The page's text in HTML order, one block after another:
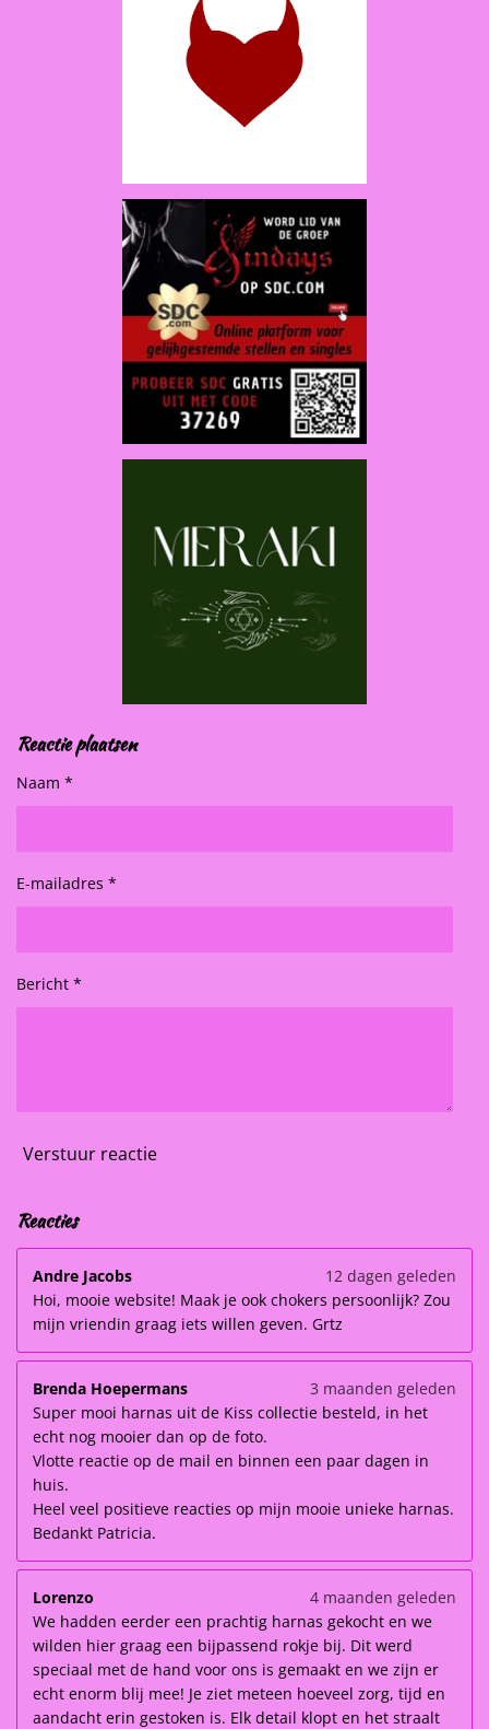
Reactie plaatsen
Naam *
E-mailadres *
Bericht *
Verstuur reactie
Reacties
Andre Jacobs
12 dagen geleden
Hoi, mooie website! Maak je ook chokers persoonlijk? Zou
mijn vriendin graag iets willen geven. Grtz
Brenda Hoepermans
3 maanden geleden
Super mooi harnas uit de Kiss collectie besteld, in het
echt nog mooier dan op de foto.
Vlotte reactie op de mail en binnen een paar dagen in
huis.
Heel veel positieve reacties op mijn mooie unieke harnas.
Bedankt Patricia.
Lorenzo
4 maanden geleden
We hadden eerder een prachtig harnas gekocht en we
wilden hier graag een bijpassend rokje bij. Dit werd
speciaal met de hand voor ons is gemaakt en we zijn er
echt enorm blij mee! Je ziet meteen hoeveel zorg, tijd en
aandacht erin gestoken is. Elk detail klopt en het straalt